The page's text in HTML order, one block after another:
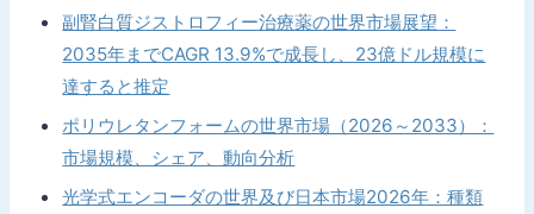
副腎白質ジストロフィー治療薬の世界市場展望：
2035年までCAGR 13.9%で成長し、23億ドル規模に
達すると推定
ポリウレタンフォームの世界市場（2026～2033）：
市場規模、シェア、動向分析
光学式エンコーダの世界及び日本市場2026年：種類